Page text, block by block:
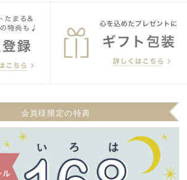
会員様限定の特典